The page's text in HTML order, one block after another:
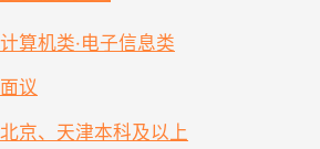
计算机类·电子信息类
面议
北京、天津本科及以上